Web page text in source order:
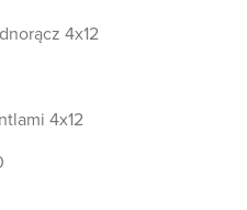
4x12
4x12